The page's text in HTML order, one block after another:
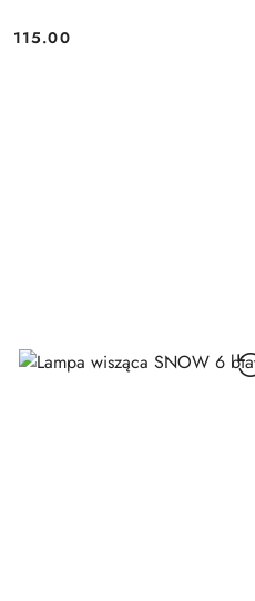
Cena:
115.00